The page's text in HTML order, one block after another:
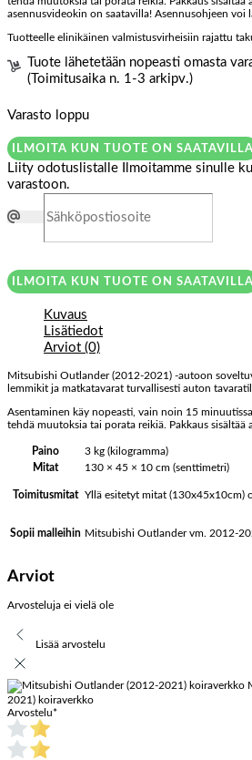
asennusvideokin on saatavilla! Asennusohjeen voi
Tuotteelle elinikäinen valmistusvirheisiin rajattu
Tuote lähetetään nopeasti omasta
(Toimitusaika n. 1-3 arkipv.)
Varasto loppu
ILMOITA KUN TUOTE ON SAATAVILLA
Liity odotuslistalle
Ilmoitamme sinulle
varastoon.
ILMOITA KUN TUOTE ON SAATAVILLA
Kuvaus
Lisätiedot
Arviot (0)
Mitsubishi Outlander (2012-2021) -autoon
lemmikit ja matkatavarat turvallisesti auton
Asentaminen käy nopeasti, vain noin 15
tehdä muutoksia tai porata reikiä. Pakkaus sisältää
Paino
3 kg (kilogramma)
Mitat
130 × 45 × 10 cm (senttimetri)
Toimitusmitat Yllä esitetyt mitat (130x45x10cm)
Sopii malleihin Mitsubishi Outlander vm. 2012-
Arviot
Arvosteluja ei vielä ole
Lisää arvostelu
2021) koiraverkko
Arvostelu*